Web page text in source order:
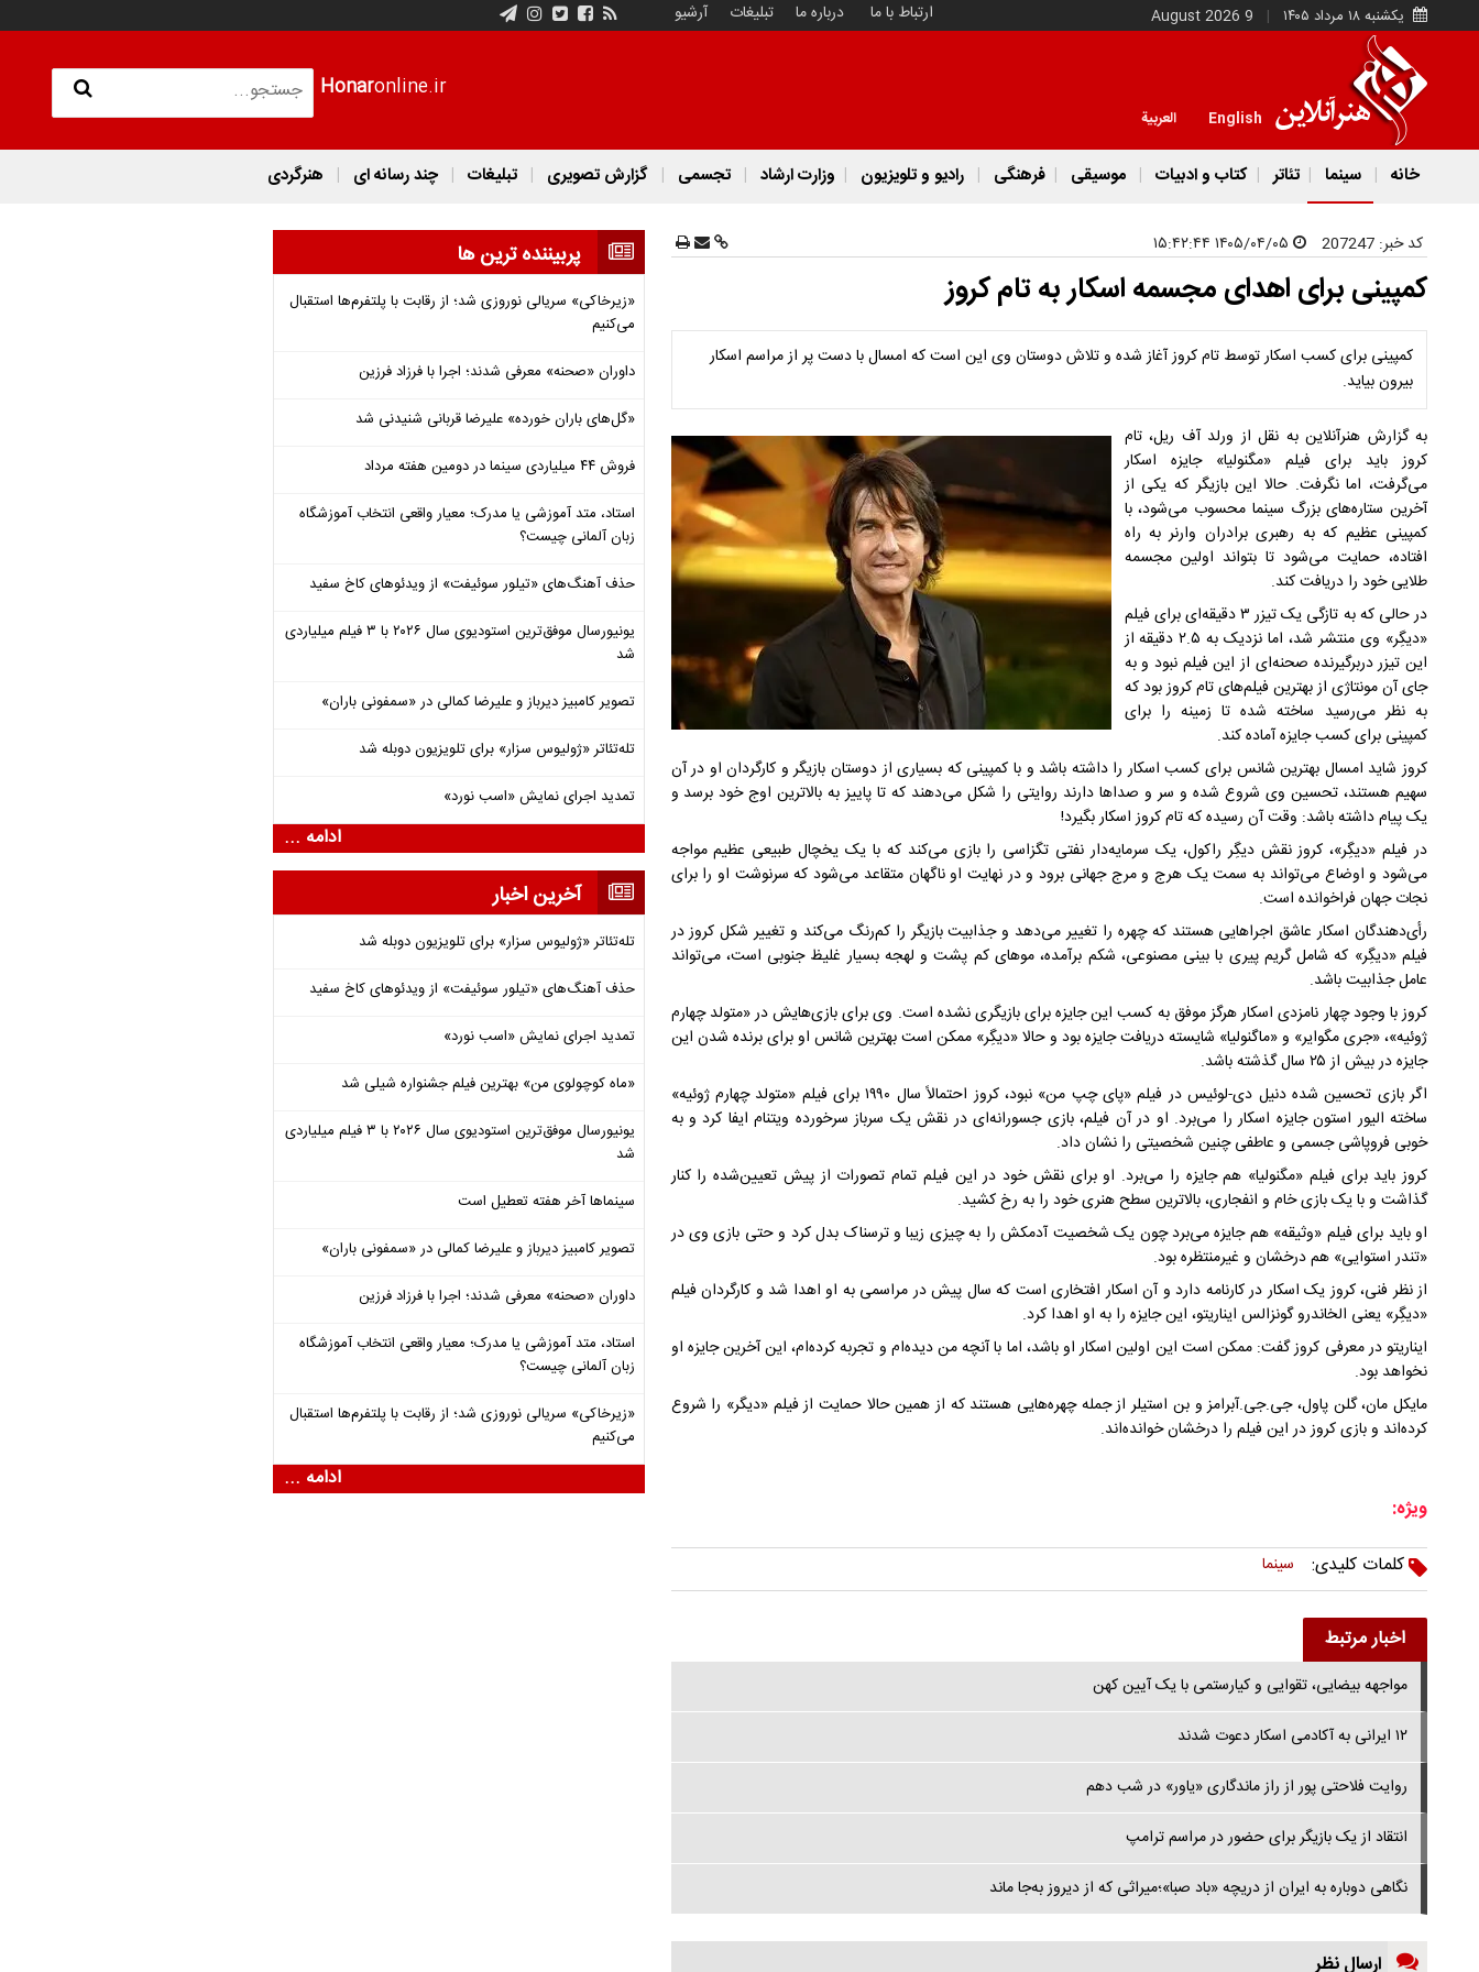
یکشنبه ۱۸ مرداد ۱۴۰۵ 9 August 2026 ارتباط با ما درباره ما تبلیغات آرشیو
Honaronline.ir
English العربية
خانه سینما تئاتر کتاب و ادبیات موسیقی فرهنگی رادیو و تلویزیون وزارت ارشاد تجسمی گزارش تصویری تبلیغات چند رسانه ای هنرگردی
کد خبر: 207247
کمپینی برای اهدای مجسمه اسکار به تام کروز
کمپینی برای کسب اسکار توسط تام کروز آغاز شده و تلاش دوستان وی این است که امسال با دست پر از مراسم اسکار
بیرون بیاید.
به گزارش هنرآنلاین به نقل از ورلد آف ریل، تام
کروز باید برای فیلم «مگنولیا» جایزه اسکار
می‌گرفت، اما نگرفت. حالا این بازیگر که یکی از
آخرین ستاره‌های بزرگ سینما محسوب می‌شود، با
کمپینی عظیم که به رهبری برادران وارنر به راه
افتاده، حمایت می‌شود تا بتواند اولین مجسمه
طلایی خود را دریافت کند.
در حالی که به تازگی یک تیزر ۳ دقیقه‌ای برای فیلم
«دیگِر» وی منتشر شد، اما نزدیک به ۲.۵ دقیقه از
این تیزر دربرگیرنده صحنه‌ای از این فیلم نبود و به
جای آن مونتاژی از بهترین فیلم‌های تام کروز بود که
به نظر می‌رسید ساخته شده تا زمینه را برای
کمپینی برای کسب جایزه آماده ‌کند.
کروز شاید امسال بهترین شانس برای کسب اسکار را داشته باشد و با کمپینی که بسیاری از دوستان بازیگر و کارگردان او در آن
سهیم هستند، تحسین وی شروع شده و سر و صداها دارند روایتی را شکل می‌دهند که تا پاییز به بالاترین اوج خود برسد و
یک پیام داشته باشد: وقت آن رسیده که تام کروز اسکار بگیرد!
در فیلم «دیگِر»، کروز نقش دیگِر راکول، یک سرمایه‌دار نفتی تگزاسی را بازی می‌کند که با یک یخچال طبیعی عظیم مواجه
می‌شود و اوضاع می‌تواند به سمت یک هرج و مرج جهانی برود و در نهایت او ناگهان متقاعد می‌شود که سرنوشت او را برای
نجات جهان فراخوانده است.
رأی‌دهندگان اسکار عاشق اجراهایی هستند که چهره را تغییر می‌دهد و جذابیت بازیگر را کم‌رنگ می‌کند و تغییر شکل کروز در
فیلم «دیگِر» که شامل گریم پیری با بینی مصنوعی، شکم برآمده، موهای کم پشت و لهجه بسیار غلیظ جنوبی است، می‌تواند
عامل جذابیت باشد.
کروز با وجود چهار نامزدی اسکار هرگز موفق به کسب این جایزه برای بازیگری نشده است. وی برای بازی‌هایش در «متولد چهارم
ژوئیه»، «جری مگوایر» و «ماگنولیا» شایسته دریافت جایزه بود و حالا «دیگِر» ممکن است بهترین شانس او برای برنده شدن این
جایزه در بیش از ۲۵ سال گذشته باشد.
اگر بازی تحسین شده دنیل دی-لوئیس در فیلم «پای چپ من» نبود، کروز احتمالاً سال ۱۹۹۰ برای فیلم «متولد چهارم ژوئیه»
ساخته الیور استون جایزه اسکار را می‌برد. او در آن فیلم، بازی جسورانه‌ای در نقش یک سرباز سرخورده ویتنام ایفا کرد و به
خوبی فروپاشی جسمی و عاطفی‌ چنین شخصیتی را نشان داد.
کروز باید برای فیلم «مگنولیا» هم جایزه را می‌برد. او برای نقش خود در این فیلم تمام تصورات از پیش تعیین‌شده را کنار
گذاشت و با یک بازی خام و انفجاری، بالاترین سطح هنری خود را به رخ کشید.
او باید برای فیلم «وثیقه» هم جایزه می‌برد چون یک شخصیت آدمکش را به چیزی زیبا و ترسناک بدل کرد و حتی بازی وی در
«تندر استوایی» هم درخشان و غیرمنتظره بود.
از نظر فنی، کروز یک اسکار در کارنامه دارد و آن اسکار افتخاری است که سال پیش در مراسمی به او اهدا شد و کارگردان فیلم
«دیگِر» یعنی الخاندرو گونزالس ایناریتو، این جایزه را به او اهدا کرد.
ایناریتو در معرفی کروز گفت: ممکن است این اولین اسکار او باشد، اما با آنچه من دیده‌ام و تجربه کرده‌ام، این آخرین جایزه او
نخواهد بود.
مایکل مان، گلن پاول، جی.جی.آبرامز و بن استیلر از جمله چهره‌هایی هستند که از همین حالا حمایت از فیلم «دیگر» را شروع
کرده‌اند و بازی کروز در این فیلم را درخشان خوانده‌اند.
ویژه:
کلمات کلیدی:
سینما
اخبار مرتبط
مواجهه بیضایی، تقوایی و کیارستمی با یک آیین کهن
۱۲ ایرانی به آکادمی اسکار دعوت شدند
روایت فلاحتی پور از راز ماندگاری «یاور» در شب دهم
انتقاد از یک بازیگر برای حضور در مراسم ترامپ
نگاهی دوباره به ایران از دریچه «باد صبا»؛میراثی که از دیروز به‌جا ماند
ارسال نظر
پربیننده ترین ها
«زیرخاکی» سریالی نوروزی شد؛ از رقابت با پلتفرم‌ها استقبال
می‌کنیم
داوران «صحنه» معرفی شدند؛ اجرا با فرزاد فرزین
«گل‌های باران خورده» علیرضا قربانی شنیدنی شد
فروش ۴۴ میلیاردی سینما در دومین هفته‌ مرداد
استاد، متد آموزشی یا مدرک؛ معیار واقعی انتخاب آموزشگاه
زبان آلمانی چیست؟
حذف آهنگ‌های «تیلور سوئیفت» از ویدئوهای کاخ سفید
یونیورسال موفق‌ترین استودیوی سال ۲۰۲۶ با ۳ فیلم میلیاردی
شد
تصویر کامبیز دیرباز و علیرضا کمالی در «سمفونی باران»
تله‌تئاتر «ژولیوس سزار» برای تلویزیون دوبله شد
تمدید اجرای نمایش «اسب نورد»
ادامه ...
آخرین اخبار
تله‌تئاتر «ژولیوس سزار» برای تلویزیون دوبله شد
حذف آهنگ‌های «تیلور سوئیفت» از ویدئوهای کاخ سفید
تمدید اجرای نمایش «اسب نورد»
«ماه کوچولوی من» بهترین فیلم جشنواره شیلی شد
یونیورسال موفق‌ترین استودیوی سال ۲۰۲۶ با ۳ فیلم میلیاردی
شد
سینماها آخر هفته تعطیل است
تصویر کامبیز دیرباز و علیرضا کمالی در «سمفونی باران»
داوران «صحنه» معرفی شدند؛ اجرا با فرزاد فرزین
استاد، متد آموزشی یا مدرک؛ معیار واقعی انتخاب آموزشگاه
زبان آلمانی چیست؟
«زیرخاکی» سریالی نوروزی شد؛ از رقابت با پلتفرم‌ها استقبال
می‌کنیم
ادامه ...